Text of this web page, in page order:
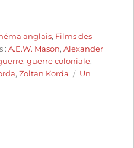
anglais, Films des
:A.E.W. Mason,Alexander
,guerre coloniale,
,Zoltan Korda
Un